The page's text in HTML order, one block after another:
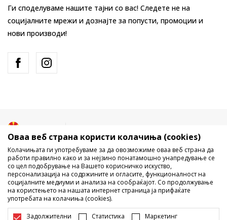
Ги споделуваме нашите тајни со вас! Следете не на
социјалните мрежи и дознајте за попусти, промоции и
нови производи!
Не е дозволено превземање или користење на содржината од
интернет страните на Sport Vision, делумно или целосно a се
Оваа веб страна користи колачиња (cookies)
Колачињата ги употребуваме за да овозможиме оваа веб страна да
работи правилно како и за нејзино понатамошно унапредување се
со цел подобрување на Вашето корисничко искуство,
персонализација на содржините и огласите, функционалност на
социјалните медиуми и анализа на сообраќајот. Со продолжување
на користењето на нашата интернет страница ја прифаќате
употребата на колачиња (cookies).
Задолжителни Статистика Маркетинг